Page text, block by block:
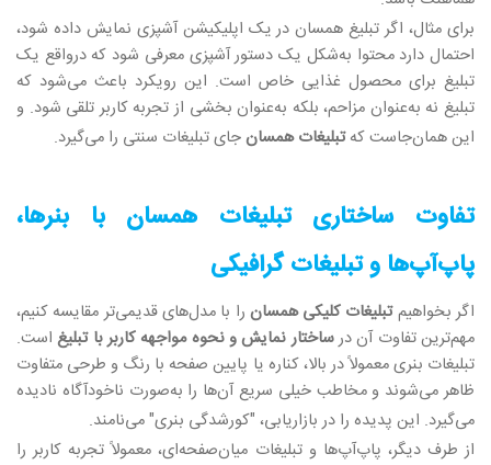
برای مثال، اگر تبلیغ همسان در یک اپلیکیشن آشپزی نمایش داده شود،
احتمال دارد محتوا به‌شکل یک دستور آشپزی معرفی شود که درواقع یک
تبلیغ برای محصول غذایی خاص است. این رویکرد باعث می‌شود که
تبلیغ نه به‌عنوان مزاحم، بلکه به‌عنوان بخشی از تجربه کاربر تلقی شود. و
این همان‌جاست کهتبلیغات همسانجای تبلیغات سنتی را می‌گیرد.
تفاوت ساختاری تبلیغات همسان با بنرها،
پاپ‌آپ‌ها و تبلیغات گرافیکی
اگر بخواهیمتبلیغات کلیکی همسان را با مدل‌های قدیمی‌تر مقایسه کنیم،
مهم‌ترین تفاوت آن درساختار نمایش و نحوه مواجهه کاربر با تبلیغاست.
تبلیغات بنری معمولاً در بالا، کناره یا پایین صفحه با رنگ و طرحی متفاوت
ظاهر می‌شوند و مخاطب خیلی سریع آن‌ها را به‌صورت ناخودآگاه نادیده
می‌گیرد. این پدیده را در بازاریابی، "کورشدگی بنری" می‌نامند.
از طرف دیگر، پاپ‌آپ‌ها و تبلیغات میان‌صفحه‌ای، معمولاً تجربه کاربر را